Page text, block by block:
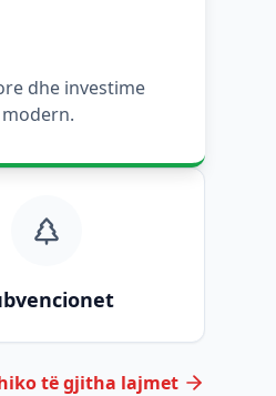
dhe investime
të gjitha lajmet